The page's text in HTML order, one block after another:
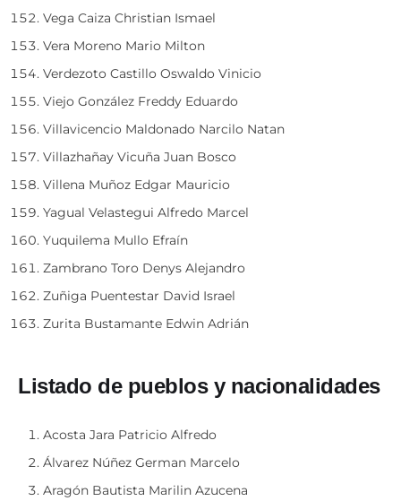
Vega Caiza Christian Ismael
Vera Moreno Mario Milton
Verdezoto Castillo Oswaldo Vinicio
Viejo González Freddy Eduardo
Villavicencio Maldonado Narcilo Natan
Villazhañay Vicuña Juan Bosco
Villena Muñoz Edgar Mauricio
Yagual Velastegui Alfredo Marcel
Yuquilema Mullo Efraín
Zambrano Toro Denys Alejandro
Zuñiga Puentestar David Israel
Zurita Bustamante Edwin Adrián
Listado de pueblos y nacionalidades
Acosta Jara Patricio Alfredo
Álvarez Núñez German Marcelo
Aragón Bautista Marilin Azucena